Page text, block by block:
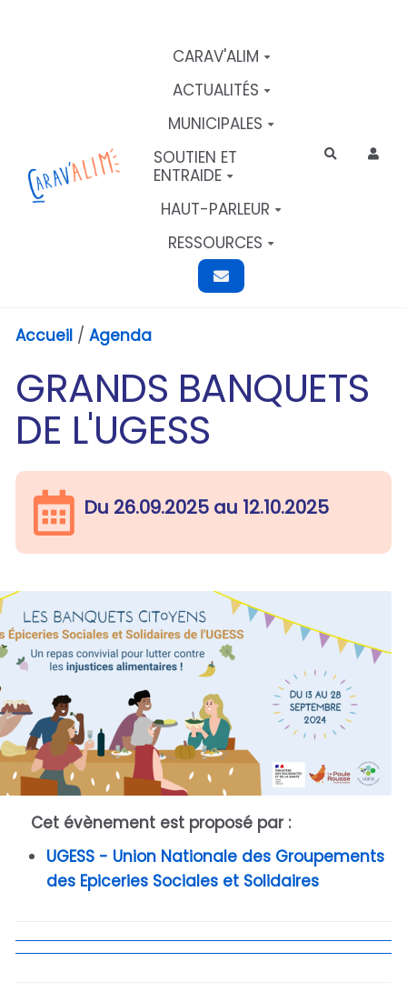
CARAV'ALIM
ACTUALITÉS
MUNICIPALES
SOUTIEN ET
ENTRAIDE
HAUT-PARLEUR
RESSOURCES
Rechercher
Accueil / Agenda
GRANDS BANQUETS
DE L'UGESS
Du 26.09.2025 au 12.10.2025
Cet évènement est proposé par :
UGESS - Union Nationale des Groupements
des Epiceries Sociales et Solidaires